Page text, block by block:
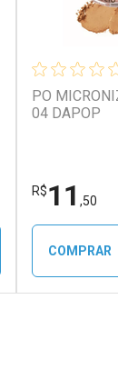
PO
04 DAPOP
R$11 ,50
COMPRAR